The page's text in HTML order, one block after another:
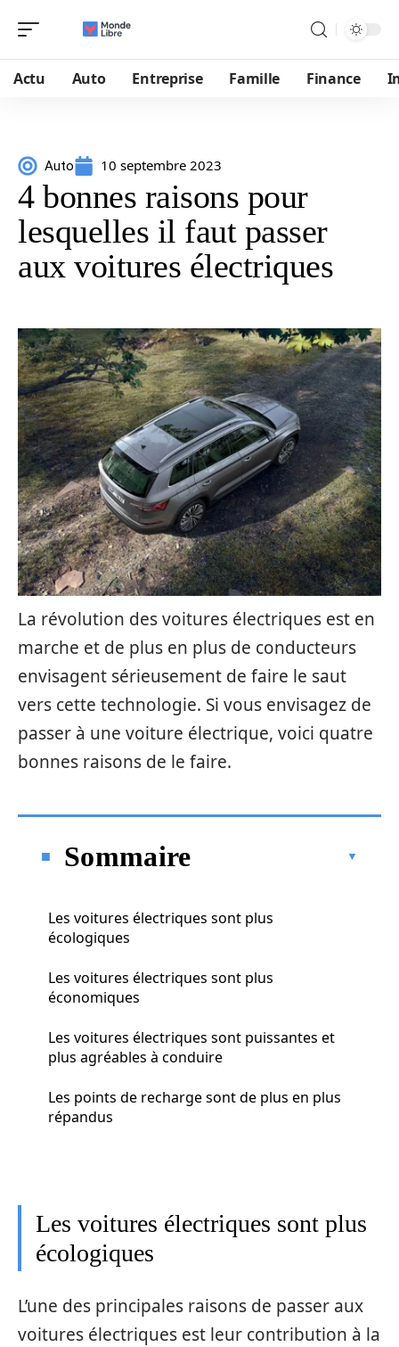
Actu Auto Entreprise Famille Finance
Auto 10 septembre 2023
4 bonnes raisons pour
lesquelles il faut passer
aux voitures électriques
La révolution des voitures électriques est en
marche et de plus en plus de conducteurs
envisagent sérieusement de faire le saut
vers cette technologie. Si vous envisagez de
passer à une voiture électrique, voici quatre
bonnes raisons de le faire.
Sommaire
Les voitures électriques sont plus
écologiques
Les voitures électriques sont plus
économiques
Les voitures électriques sont puissantes et
plus agréables à conduire
Les points de recharge sont de plus en plus
répandus
Les voitures électriques sont plus
écologiques
L’une des principales raisons de passer aux
voitures électriques est leur contribution à la